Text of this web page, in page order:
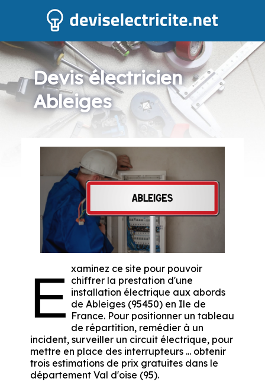
Devis électricien
Ableiges
E xaminez ce site pour pouvoir
chiffrer la prestation d'une
installation électrique aux abords
de Ableiges (95450) en Ile de
France. Pour positionner un tableau
de répartition, remédier à un
incident, surveiller un circuit électrique, pour
mettre en place des interrupteurs ... obtenir
trois estimations de prix gratuites dans le
département Val d'oise (95).